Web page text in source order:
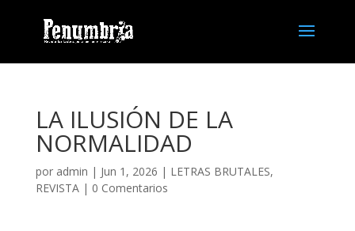
LA ILUSIÓN DE LA
NORMALIDAD
por admin | Jun 1, 2026 | LETRAS BRUTALES,
REVISTA| 0 Comentarios